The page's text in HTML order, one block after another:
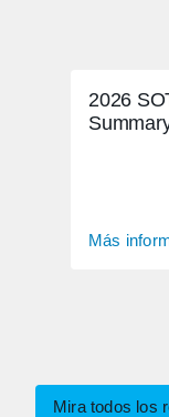
2026
Más
Mira todos los